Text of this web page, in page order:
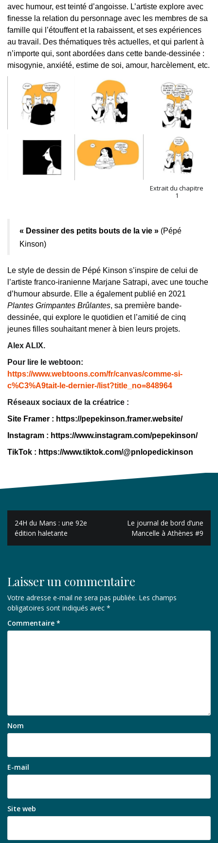
avec humour, est teinté d’angoisse. L’artiste explore avec
finesse la relation du personnage avec les membres de sa
famille qui l’étouffent et la rabaissent, et ses expériences
au travail. Des thématiques très actuelles, et qui parlent à
n’importe qui, sont abordées dans cette bande-dessinée :
misogynie, anxiété, estime de soi, amour, harcèlement, etc.
Extrait du chapitre
1
« Dessiner des petits bouts de la vie » (Pépé
Kinson)
Le style de dessin de Pépé Kinson s’inspire de celui de
l’artiste franco-iranienne Marjane Satrapi, avec une touche
d’humour absurde. Elle a également publié en 2021
Plantes Grimpantes Brûlantes, sa première bande-
dessinée, qui explore le quotidien et l’amitié de cinq
jeunes filles souhaitant mener à bien leurs projets.
Alex ALIX.
Pour lire le webtoon:
https://www.webtoons.com/fr/canvas/comme-si-
c%C3%A9tait-le-dernier-/list?title_no=848964
Réseaux sociaux de la créatrice :
Site Framer : https://pepekinson.framer.website/
Instagram : https://www.instagram.com/pepekinson/
TikTok : https://www.tiktok.com/@pnlopedickinson
Navigation
de
l’article
24H du Mans : une 92e
édition haletante
Le journal de bord d’une
Mancelle à Athènes #9
Laisser un commentaire
Votre adresse e-mail ne sera pas publiée. Les champs
obligatoires sont indiqués avec *
Commentaire *
Nom
E-mail
Site web